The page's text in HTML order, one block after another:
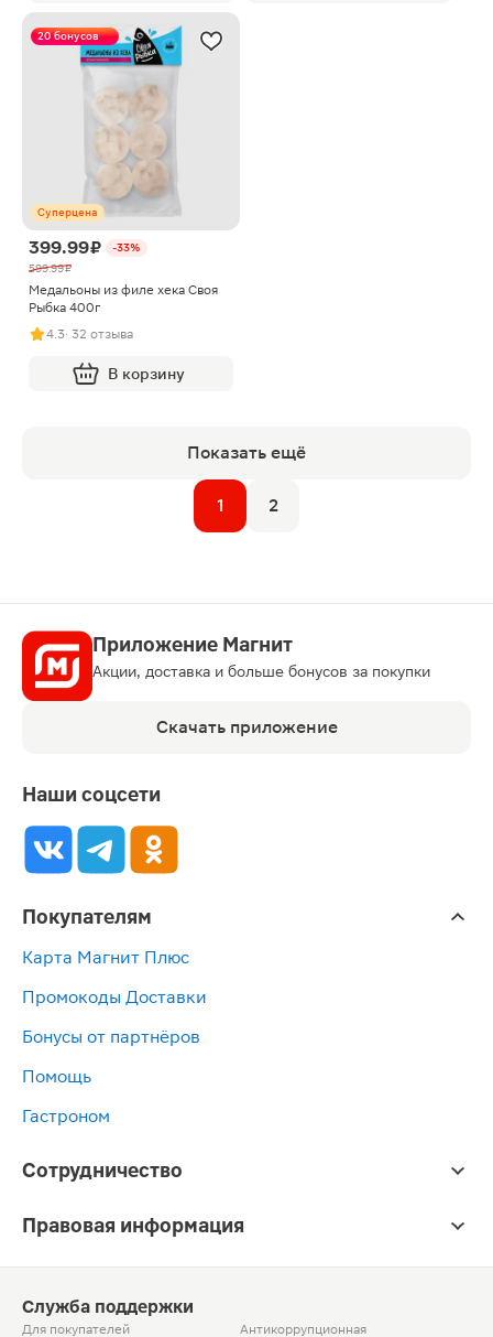
20 бонусов
Суперцена
399.99 ₽
-33%
599.99 ₽
Медальоны из филе хека Своя
Рыбка 400г
4.3· 32 отзыва
В корзину
Показать ещё
1 2
Приложение Магнит
Акции, доставка и больше бонусов за покупки
Скачать приложение
Наши соцсети
Покупателям
Карта Магнит Плюс
Промокоды Доставки
Бонусы от партнёров
Помощь
Гастроном
Сотрудничество
Правовая информация
Служба поддержки
Для покупателей Антикоррупционная